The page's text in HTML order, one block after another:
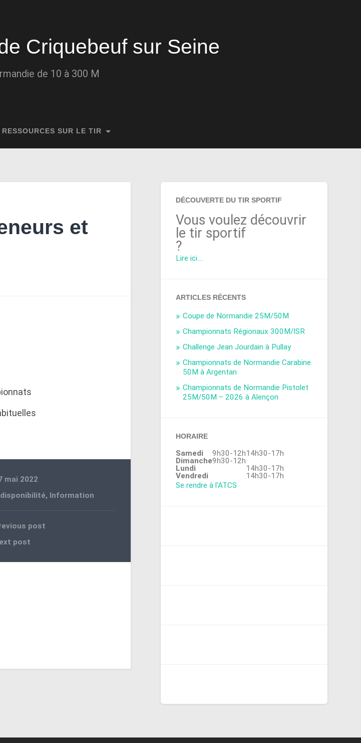
Criquebeuf sur Seine
de 10 à 300 M
RESSOURCES SUR LE TIR
et
mai 2022
, Information
post
post
DÉCOUVERTE DU TIR SPORTIF
Vous voulez découvrir
le tir sportif
?
Lire ici....
ARTICLES RÉCENTS
Coupe de Normandie 25M/50M
Championnats Régionaux 300M/ISR
Challenge Jean Jourdain à Pullay
Championnats de Normandie Carabine
50M à Argentan
Championnats de Normandie Pistolet
25M/50M – 2026 à Alençon
HORAIRE
Samedi 9h30-12h14h30-17h
Dimanche9h30-12h
Lundi
14h30-17h
Vendredi
14h30-17h
Se rendre à l'ATCS